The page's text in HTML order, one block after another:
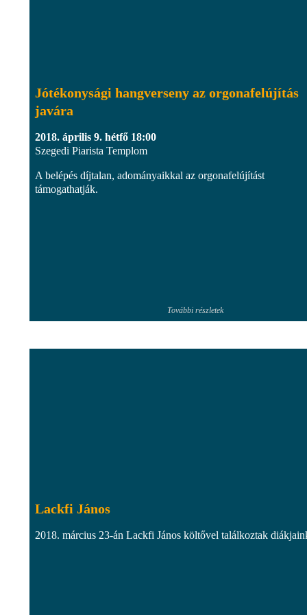
Jótékonysági hangverseny az orgonafelújítás
javára
2018. április 9. hétfő 18:00
Szegedi Piarista Templom
A belépés díjtalan, adományaikkal az orgonafelújítást
támogathatják.
További részletek
Lackfi János
2018. március 23-án Lackfi János költővel találkoztak